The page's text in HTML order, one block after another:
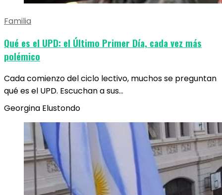
Familia
Qué es el UPD: el Último Primer Día, cada vez más
polémico
Cada comienzo del ciclo lectivo, muchos se preguntan
qué es el UPD. Escuchan a sus…
Georgina Elustondo